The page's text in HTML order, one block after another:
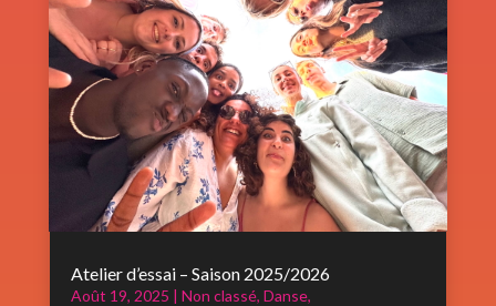
Atelier d’essai – Saison 2025/2026
Août 19, 2025 | Non classé, Danse,